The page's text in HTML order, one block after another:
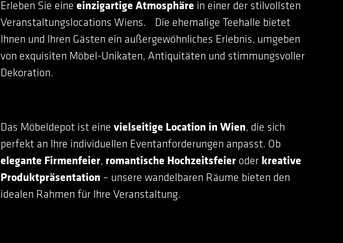
Erleben Sie eine einzigartige Atmosphäre in einer der stilvollsten
Veranstaltungslocations Wiens. Die ehemalige Teehalle bietet
Ihnen und Ihren Gästen ein außergewöhnliches Erlebnis, umgeben
von exquisiten Möbel-Unikaten, Antiquitäten und stimmungsvoller
Dekoration.
Das Möbeldepot ist eine vielseitige Location in Wien, die sich
perfekt an Ihre individuellen Eventanforderungen anpasst. Ob
elegante Firmenfeier, romantische Hochzeitsfeier oder kreative
Produktpräsentation – unsere wandelbaren Räume bieten den
idealen Rahmen für Ihre Veranstaltung.